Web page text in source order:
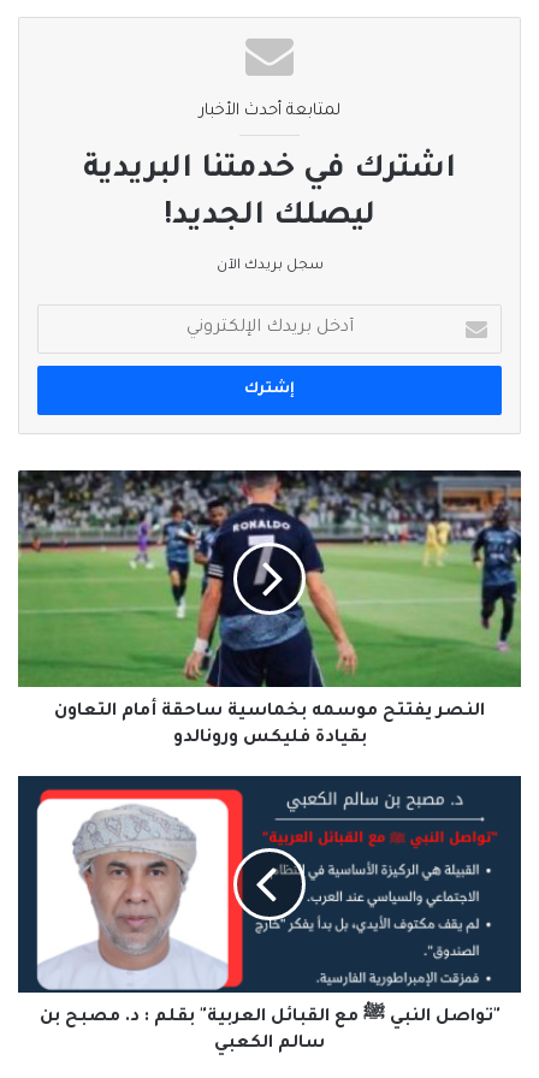
لمتابعة أحدث الأخبار
اشترك في خدمتنا البريدية
ليصلك الجديد!
سجل بريدك الآن
بريدك
الإلكتروني
النصر
يفتتح
موسمه
بخماسية
ساحقة
أمام
التعاون
بقيادة
ورونالدوالنصر يفتتح موسمه بخماسية ساحقة أمام التعاون
بقيادة فليكس ورونالدو
مصبح"تواصل النبي ﷺ مع القبائل العربية" بقلم : د. مصبح بن
سالم الكعبي